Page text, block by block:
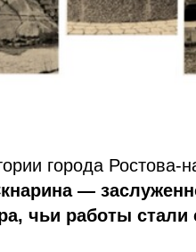
города Ростова-
—
чьи работы